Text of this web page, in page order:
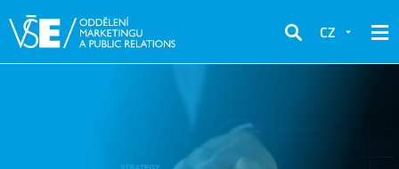
Hledat
CZ